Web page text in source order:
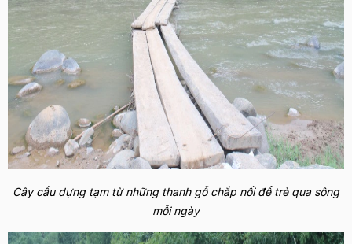
Cây cầu dựng tạm từ những thanh gỗ chắp nối để trẻ qua sông
mỗi ngày